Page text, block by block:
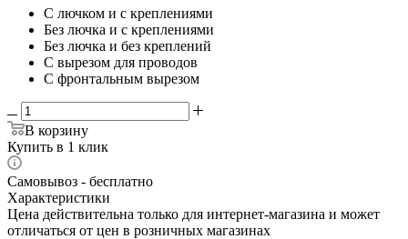
С лючком и с креплениями
Без лючка и с креплениями
Без лючка и без креплений
С вырезом для проводов
С фронтальным вырезом
В корзину
Купить в 1 клик
Самовывоз - бесплатно
Характеристики
Цена действительна только для интернет-магазина и может
отличаться от цен в розничных магазинах